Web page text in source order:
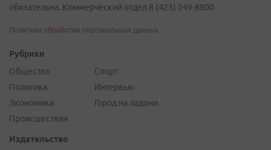
обязательна. Коммерческий отдел 8 (423) 249-8800
Политика обработки персональных данных
Рубрики
Общество
Политика
Экономика
Происшествия
Спорт
Интервью
Город на ладони
Издательство